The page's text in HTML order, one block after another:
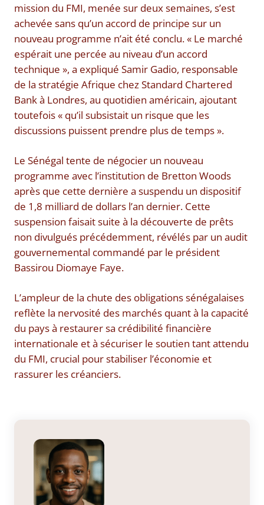
mission du FMI, menée sur deux semaines, s’est
achevée sans qu’un accord de principe sur un
nouveau programme n’ait été conclu. « Le marché
espérait une percée au niveau d’un accord
technique », a expliqué Samir Gadio, responsable
de la stratégie Afrique chez Standard Chartered
Bank à Londres, au quotidien américain, ajoutant
toutefois « qu’il subsistait un risque que les
discussions puissent prendre plus de temps ».
Le Sénégal tente de négocier un nouveau
programme avec l’institution de Bretton Woods
après que cette dernière a suspendu un dispositif
de 1,8 milliard de dollars l’an dernier. Cette
suspension faisait suite à la découverte de prêts
non divulgués précédemment, révélés par un audit
gouvernemental commandé par le président
Bassirou Diomaye Faye.
L’ampleur de la chute des obligations sénégalaises
reflète la nervosité des marchés quant à la capacité
du pays à restaurer sa crédibilité financière
internationale et à sécuriser le soutien tant attendu
du FMI, crucial pour stabiliser l’économie et
rassurer les créanciers.